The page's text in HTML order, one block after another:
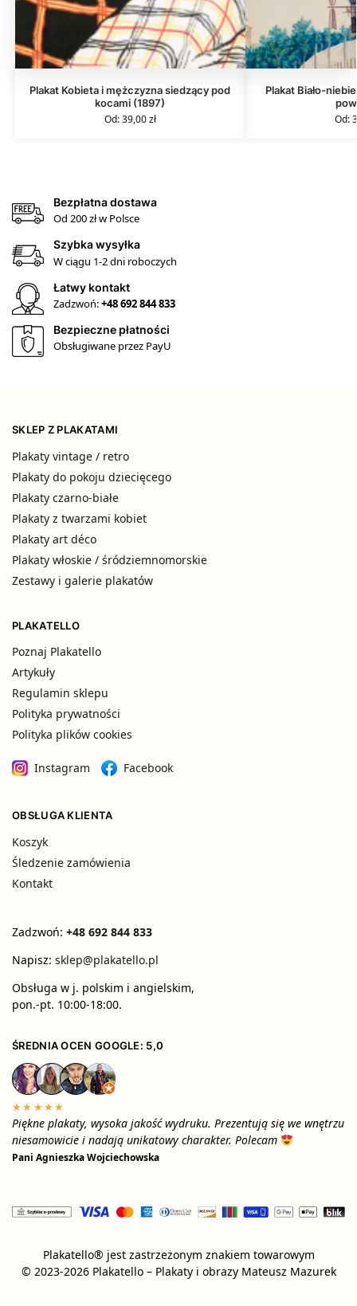
Plakat Kobieta i mężczyzna siedzący pod
kocami (1897)
Od:39,00zł
Plakat Biało-
Od:
Bezpłatna dostawa
Od 200 zł w Polsce
Szybka wysyłka
W ciągu 1-2 dni roboczych
Łatwy kontakt
Zadzwoń:+48 692 844 833
Bezpieczne płatności
Obsługiwane przez PayU
SKLEP Z PLAKATAMI
Plakaty vintage / retro
Plakaty do pokoju dziecięcego
Plakaty czarno-białe
Plakaty z twarzami kobiet
Plakaty art déco
Plakaty włoskie / śródziemnomorskie
Zestawy i galerie plakatów
PLAKATELLO
Poznaj Plakatello
Artykuły
Regulamin sklepu
Polityka prywatności
Polityka plików cookies
Instagram Facebook
OBSŁUGA KLIENTA
Koszyk
Śledzenie zamówienia
Kontakt
Zadzwoń: +48 692 844 833
Napisz: sklep@plakatello.pl
Obsługa w j. polskim i angielskim,
pon.-pt. 10:00-18:00.
ŚREDNIA OCEN GOOGLE: 5,0
★★★★★
Piękne plakaty, wysoka jakość wydruku. Prezentują się we wnętrzu
niesamowicie i nadają unikatowy charakter. Polecam
Pani Agnieszka Wojciechowska
Plakatello® jest zastrzeżonym znakiem towarowym
© 2023-2026 Plakatello – Plakaty i obrazy Mateusz Mazurek